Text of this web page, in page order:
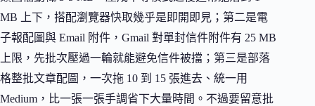
MB 上下，搭配瀏覽器快取幾乎是即開即見；第二是電
子報配圖與 Email 附件，Gmail 對單封信件附件有 25 MB
上限，先批次壓過一輪就能避免信件被擋；第三是部落
格整批文章配圖，一次拖 10 到 15 張進去、統一用
Medium，比一張一張手調省下大量時間。不過要留意批